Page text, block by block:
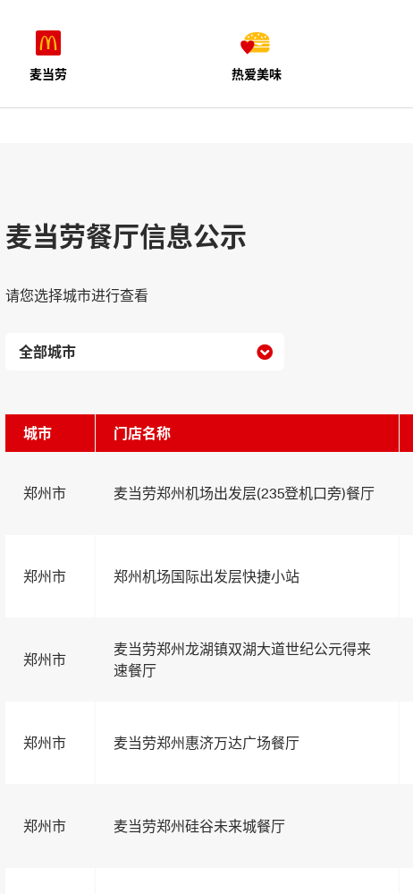
麦当劳 热爱美味
麦当劳餐厅信息公示
请您选择城市进行查看

城市 门店名称
郑州市 麦当劳郑州机场出发层(235登机口旁)餐厅
郑州市 郑州机场国际出发层快捷小站
郑州市
麦当劳郑州龙湖镇双湖大道世纪公元得来
速餐厅
郑州市 麦当劳郑州惠济万达广场餐厅
郑州市 麦当劳郑州硅谷未来城餐厅